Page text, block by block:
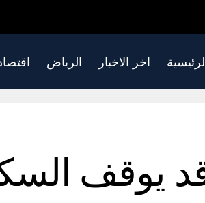
الرئيسية اخر الاخبار الرياض
يوقف